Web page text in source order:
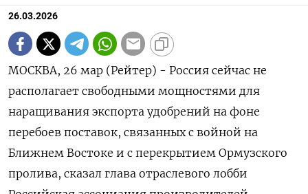
26.03.2026
МОСКВА, 26 мар (Рейтер) - Россия сейчас не
располагает свободными мощностями для
наращивания экспорта удобрений на фоне
перебоев поставок, связанных с войной на
Ближнем Востоке и ‌с перекрытием Ормузского
пролива, сказал глава отраслевого лобби